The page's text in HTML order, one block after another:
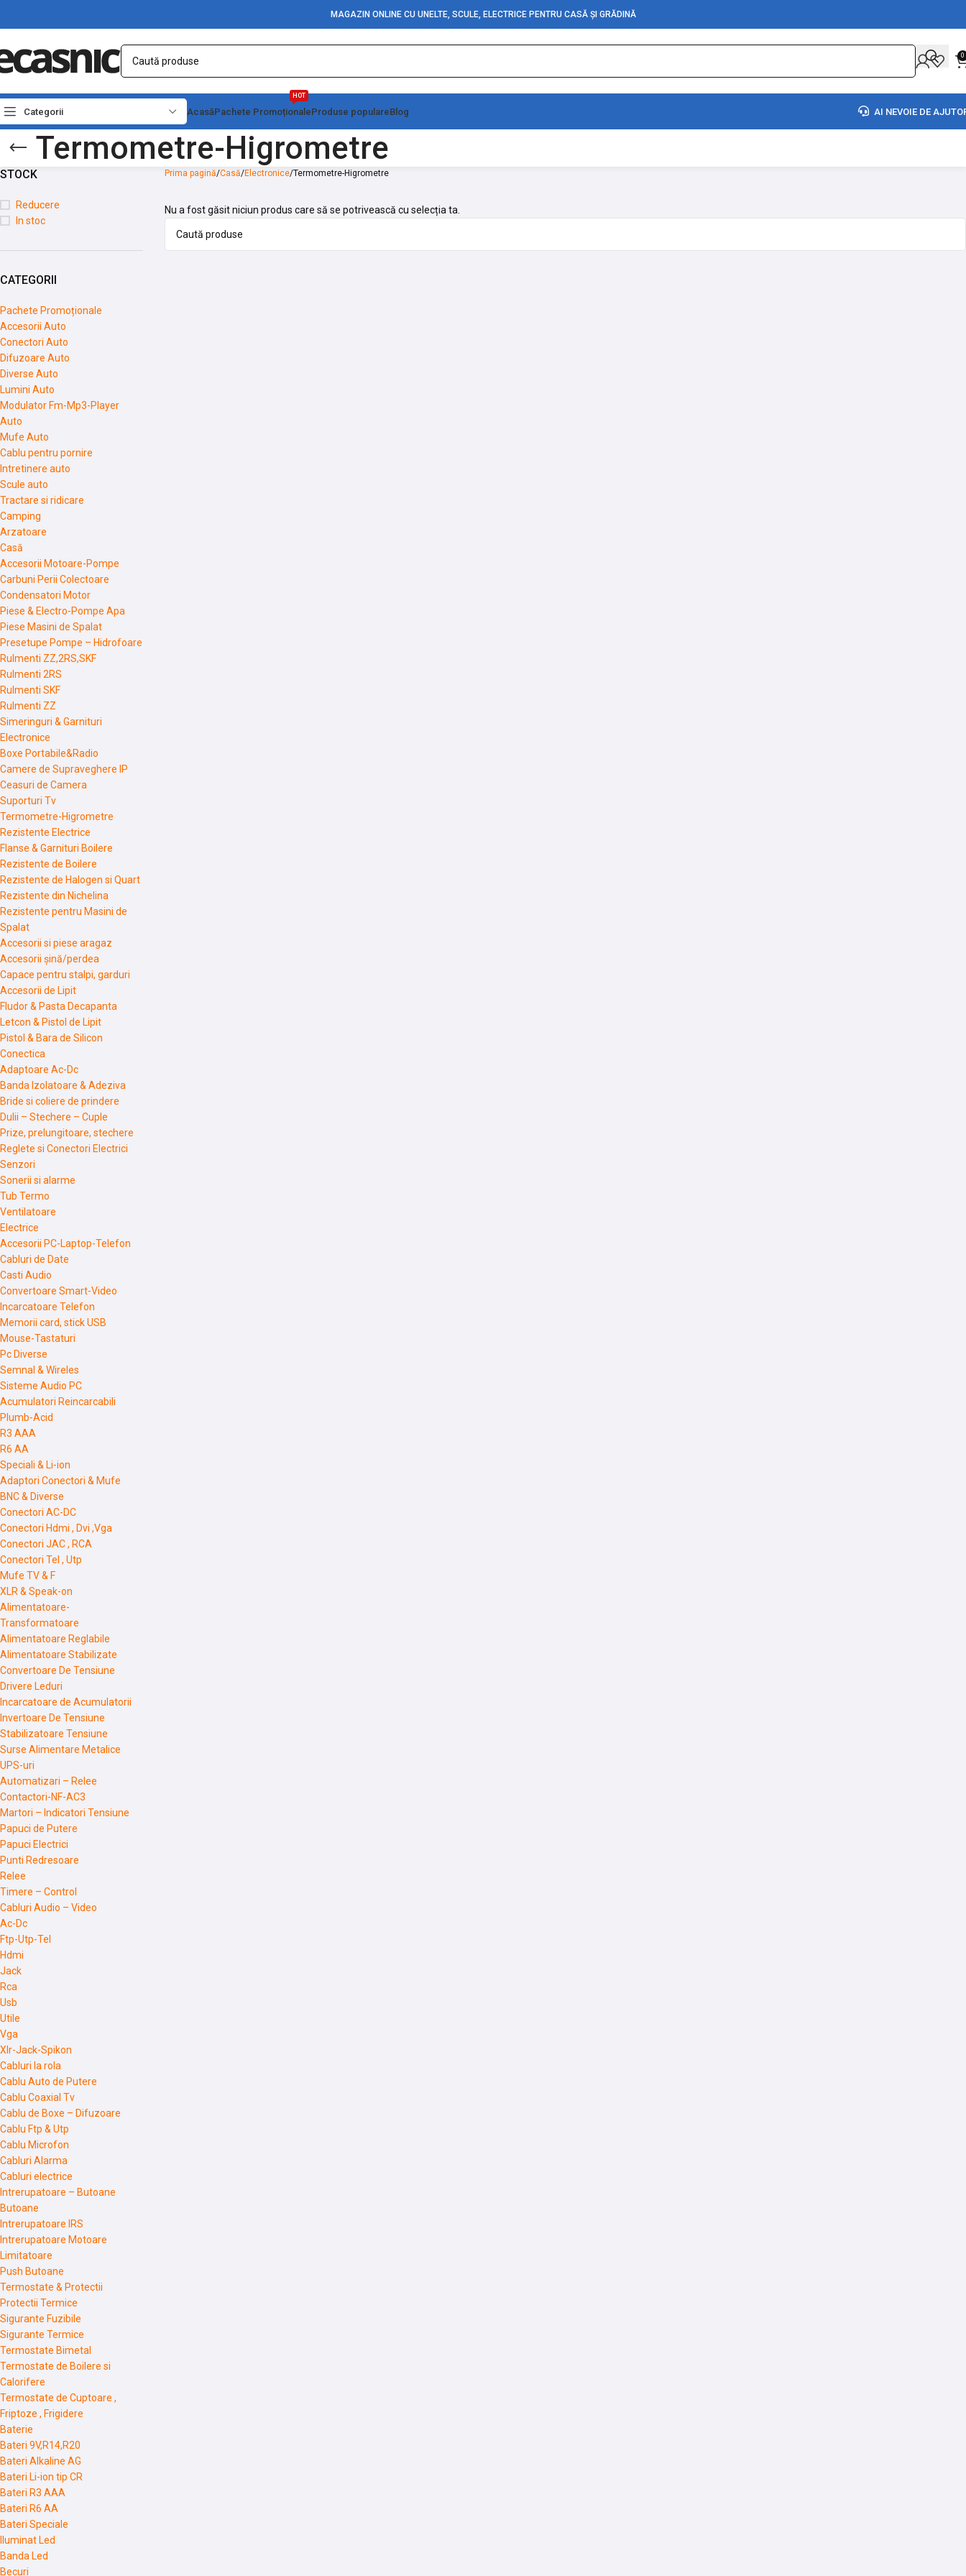
MAGAZIN ONLINE CU UNELTE, SCULE, ELECTRICE PENTRU CASĂ ȘI GRĂDINĂ
0
Categorii AcasăPachete Promoționale
HOT
Produse populareBlog AI NEVOIE DE
Termometre-Higrometre
STOCK
Reducere
In stoc
CATEGORII
Pachete Promoționale
Accesorii Auto
Conectori Auto
Difuzoare Auto
Diverse Auto
Lumini Auto
Modulator Fm-Mp3-Player
Auto
Mufe Auto
Cablu pentru pornire
Intretinere auto
Scule auto
Tractare si ridicare
Camping
Arzatoare
Casă
Accesorii Motoare-Pompe
Carbuni Perii Colectoare
Condensatori Motor
Piese & Electro-Pompe Apa
Piese Masini de Spalat
Presetupe Pompe – Hidrofoare
Rulmenti ZZ,2RS,SKF
Rulmenti 2RS
Rulmenti SKF
Rulmenti ZZ
Simeringuri & Garnituri
Electronice
Boxe Portabile&Radio
Camere de Supraveghere IP
Ceasuri de Camera
Suporturi Tv
Termometre-Higrometre
Rezistente Electrice
Flanse & Garnituri Boilere
Rezistente de Boilere
Rezistente de Halogen si Quart
Rezistente din Nichelina
Rezistente pentru Masini de
Spalat
Accesorii si piese aragaz
Accesorii șină/perdea
Capace pentru stalpi, garduri
Accesorii de Lipit
Fludor & Pasta Decapanta
Letcon & Pistol de Lipit
Pistol & Bara de Silicon
Conectica
Adaptoare Ac-Dc
Banda Izolatoare & Adeziva
Bride si coliere de prindere
Dulii – Stechere – Cuple
Prize, prelungitoare, stechere
Reglete si Conectori Electrici
Senzori
Sonerii si alarme
Tub Termo
Ventilatoare
Electrice
Accesorii PC-Laptop-Telefon
Cabluri de Date
Casti Audio
Convertoare Smart-Video
Incarcatoare Telefon
Memorii card, stick USB
Mouse-Tastaturi
Pc Diverse
Semnal & Wireles
Sisteme Audio PC
Acumulatori Reincarcabili
Plumb-Acid
R3 AAA
R6 AA
Speciali & Li-ion
Adaptori Conectori & Mufe
BNC & Diverse
Conectori AC-DC
Conectori Hdmi , Dvi ,Vga
Conectori JAC , RCA
Conectori Tel , Utp
Mufe TV & F
XLR & Speak-on
Alimentatoare-
Transformatoare
Alimentatoare Reglabile
Alimentatoare Stabilizate
Convertoare De Tensiune
Drivere Leduri
Incarcatoare de Acumulatorii
Invertoare De Tensiune
Stabilizatoare Tensiune
Surse Alimentare Metalice
UPS-uri
Automatizari – Relee
Contactori-NF-AC3
Martori – Indicatori Tensiune
Papuci de Putere
Papuci Electrici
Punti Redresoare
Relee
Timere – Control
Cabluri Audio – Video
Ac-Dc
Ftp-Utp-Tel
Hdmi
Jack
Rca
Usb
Utile
Vga
Xlr-Jack-Spikon
Cabluri la rola
Cablu Auto de Putere
Cablu Coaxial Tv
Cablu de Boxe – Difuzoare
Cablu Ftp & Utp
Cablu Microfon
Cabluri Alarma
Cabluri electrice
Intrerupatoare – Butoane
Butoane
Intrerupatoare IRS
Intrerupatoare Motoare
Limitatoare
Push Butoane
Termostate & Protectii
Protectii Termice
Sigurante Fuzibile
Sigurante Termice
Termostate Bimetal
Termostate de Boilere si
Calorifere
Termostate de Cuptoare ,
Friptoze , Frigidere
Baterie
Bateri 9V,R14,R20
Bateri Alkaline AG
Bateri Li-ion tip CR
Bateri R3 AAA
Bateri R6 AA
Bateri Speciale
Iluminat Led
Banda Led
Becuri
Prima pagină Casă Electronice Termometre-Higrometre
Nu a fost găsit niciun produs care să se potrivească cu selecția ta.